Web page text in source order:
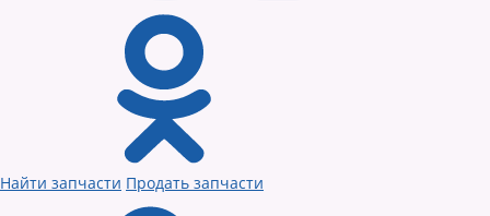
Найти запчасти Продать запчасти